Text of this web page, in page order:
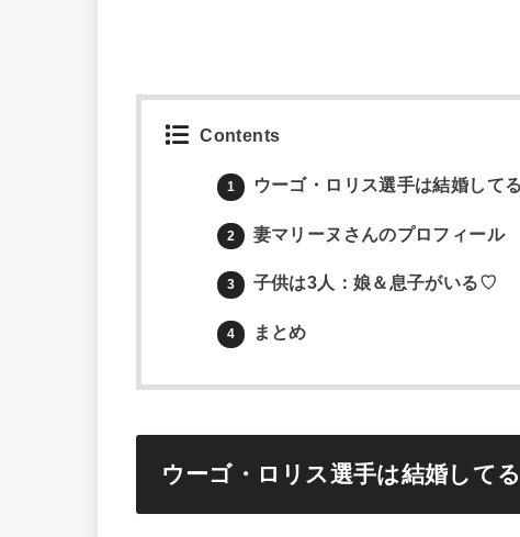
Contents
1 ウーゴ・ロリス選手は結婚して
2 妻マリーヌさんのプロフィール
3 子供は3人：娘＆息子がいる♡
4 まとめ
ウーゴ・ロリス選手は結婚して